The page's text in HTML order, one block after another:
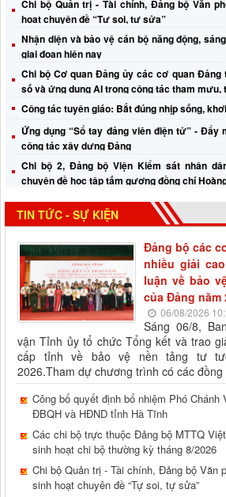
Chi bộ Quản trị - Tài chính, Đảng bộ Văn
hoạt chuyên đề “Tự soi, tự sửa”
Nhận diện và bảo vệ cán bộ năng động,
giai đoạn hiện nay
Chi bộ Cơ quan Đảng ủy các cơ quan Đảng
số và ứng dụng AI trong công tác tham mưu,
Công tác tuyên giáo: Bắt đúng nhịp sống,
Ứng dụng “Sổ tay đảng viên điện tử” - Đẩy
công tác xây dựng Đảng
Chi bộ 2, Đảng bộ Viện Kiểm sát nhân
chuyên đề học tập tấm gương đồng chí
Lãnh đạo Đảng ủy các cơ quan Đảng tỉnh
truyền thống Ngành Tuyên giáo của Đảng
TIN TỨC - SỰ KIỆN
Đảng bộ các
nhiều giải
luận về bảo
của Đảng năm
06/08/2026
Sáng 06/8,
vận Tỉnh ủy tổ chức Tổng kết và trao
cấp tỉnh về bảo vệ nền tảng tư
2026.Tham dự chương trình có các
Công bố quyết định bổ nhiệm Phó Chánh
ĐBQH và HĐND tỉnh Hà Tĩnh
Các chi bộ trực thuộc Đảng bộ MTTQ
sinh hoạt chi bộ thường kỳ tháng 8/2026
Chi bộ Quản trị - Tài chính, Đảng bộ Văn
sinh hoạt chuyên đề “Tự soi, tự sửa”